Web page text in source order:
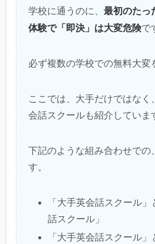
学校に通うのに、 最初のたっ
体験で「即決」は大変危険で
必ず複数の学校での無料大変
ここでは、大手だけではなく
会話スクールも紹介していま
下記のような組み合わせでの
す。
「大手英会話スクール
話スクール」
「大手英会話スクール